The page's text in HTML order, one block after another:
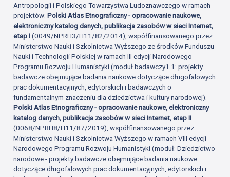
Antropologii i Polskiego Towarzystwa Ludoznawczego w ramach
projektów:Polski Atlas Etnograficzny - opracowanie naukowe,
elektroniczny katalog danych, publikacja zasobów w sieci Internet,
etap I(0049/NPRH3/H11/82/2014), współfinansowanego przez
Ministerstwo Nauki i Szkolnictwa Wyższego ze środków Funduszu
Nauki i Technologii Polskiej w ramach III edycji Narodowego
Programu Rozwoju Humanistyki (moduł badawczy1.1: projekty
badawcze obejmujące badania naukowe dotyczące długofalowych
prac dokumentacyjnych, edytorskich i badawczych o
fundamentalnym znaczeniu dla dziedzictwa i kultury narodowej).
Polski Atlas Etnograficzny - opracowanie naukowe, elektroniczny
katalog danych, publikacja zasobów w sieci Internet, etap II
(0068/NPRH8/H11/87/2019), współfinansowanego przez
Ministerstwo Nauki i Szkolnictwa Wyższego w ramach VIII edycji
Narodowego Programu Rozwoju Humanistyki (moduł: Dziedzictwo
narodowe - projekty badawcze obejmujące badania naukowe
dotyczące długofalowych prac dokumentacyjnych, edytorskich i